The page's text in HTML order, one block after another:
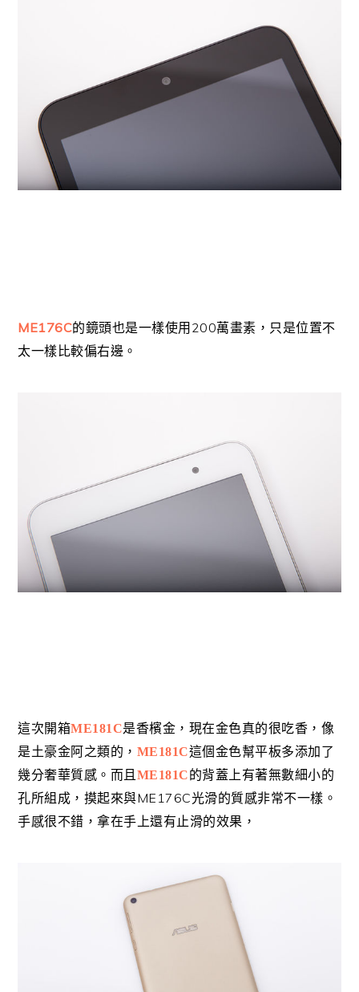
ME176C的鏡頭也是一樣使用 200萬畫素，只是位置不
太一樣比較偏右邊。
這次開箱ME181C是香檳金，現在金色真的很吃香，像
是土豪金阿之類的， ME181C這個金色幫平板多添加了
幾分奢華質感。而且 ME181C的背蓋上有著無數細小的
孔所組成，摸起來與ME176C光滑的質感非常不一樣。
手感很不錯，拿在手上還有止滑的效果，